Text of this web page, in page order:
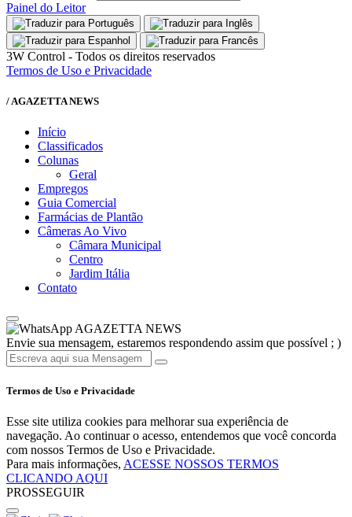
Painel do Leitor
3W Control - Todos os direitos reservados
Termos de Uso e Privacidade
/ AGAZETTA NEWS
Início
Classificados
Colunas
Geral
Empregos
Guia Comercial
Farmácias de Plantão
Câmeras Ao Vivo
Câmara Municipal
Centro
Jardim Itália
Contato
AGAZETTA NEWS
Envie sua mensagem, estaremos respondendo assim que possível ; )
Termos de Uso e Privacidade
Esse site utiliza cookies para melhorar sua experiência de
navegação. Ao continuar o acesso, entendemos que você concorda
com nossos Termos de Uso e Privacidade.
Para mais informações, ACESSE NOSSOS TERMOS
CLICANDO AQUI
PROSSEGUIR